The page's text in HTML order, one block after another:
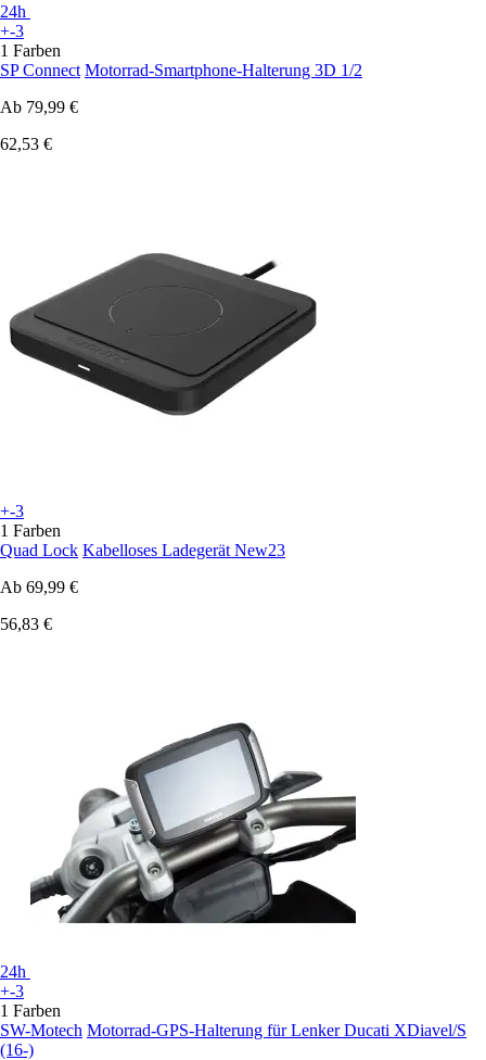
24h
+-3
1 Farben
SP Connect Motorrad-Smartphone-Halterung 3D 1/2
Ab 79,99 €
62,53 €
+-3
1 Farben
Quad Lock Kabelloses Ladegerät New23
Ab 69,99 €
56,83 €
24h
+-3
1 Farben
SW-Motech Motorrad-GPS-Halterung für Lenker Ducati XDiavel/S
(16-)